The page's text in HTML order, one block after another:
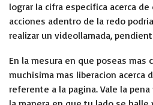
lograr la cifra especifica acerca
acciones adentro de la redo
realizar un videollamada,
En la mesura en que poseas mas
muchisima mas liberacion acerca
referente a la pagina. Vale la